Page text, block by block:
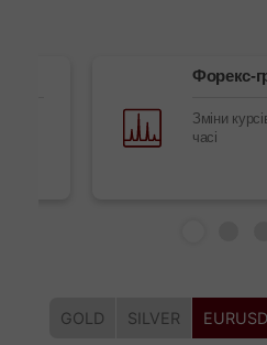
Форекс-
Зміни
часі